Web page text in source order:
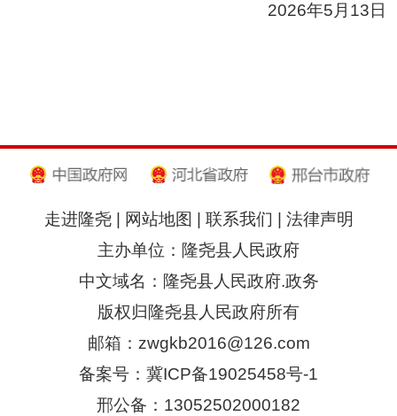
2026年5 月 13 日
走进隆尧| 网站地图 | 联系我们 | 法律声明
主办单位：隆尧县人民政府
中文域名：隆尧县人民政府.政务
版权归隆尧县人民政府所有
邮箱：zwgkb2016@126.com
备案号：冀ICP备19025458号-1
邢公备：13052502000182